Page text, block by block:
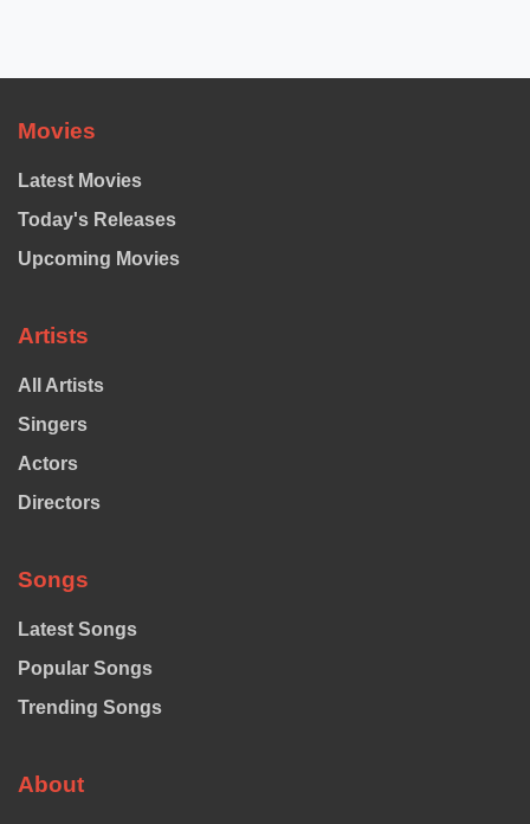
Movies
Latest Movies
Today's Releases
Upcoming Movies
Artists
All Artists
Singers
Actors
Directors
Songs
Latest Songs
Popular Songs
Trending Songs
About